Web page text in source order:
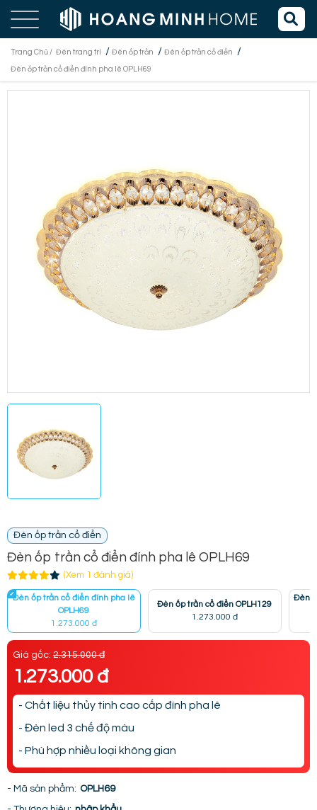
Trang Chủ / Đèn trang trí / Đèn ốp trần / Đèn ốp trần cổ điển /
Đèn ốp trần cổ điển đính pha lê OPLH69
Đèn ốp trần cổ điển
Đèn ốp trần cổ điển đính pha lê OPLH69
(Xem 1 đánh giá)
Đèn ốp trần cổ điển đính pha lê
OPLH69
1.273.000 đ
Đèn ốp trần cổ điển OPLH129
1.273.000 đ
Đèn
Giá gốc: 2.315.000 đ
1.273.000 đ
- Chất liệu thủy tinh cao cấp đính pha lê
- Đèn led 3 chế độ màu
- Phù hợp nhiều loại không gian
- Mã sản phẩm: OPLH69